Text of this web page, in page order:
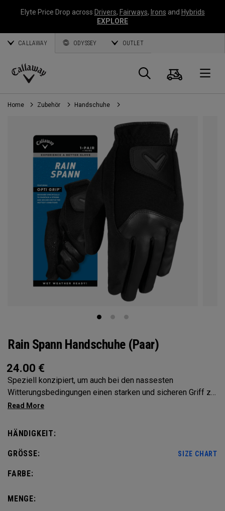
Elyte Price Drop across Drivers, Fairways, Irons and Hybrids
EXPLORE
CALLAWAY ODYSSEY OUTLET
Callaway
Golf
Suche
Home Zubehör Handschuhe
Rain Spann Handschuhe (Paar)
24.00 €
Speziell konzipiert, um auch bei den nassesten
Witterungsbedingungen einen starken und sicheren Griff zu
bieten. Nur als Paar erhältlich
HÄNDIGKEIT:
GRÖSSE: SIZE CHART
FARBE:
MENGE: